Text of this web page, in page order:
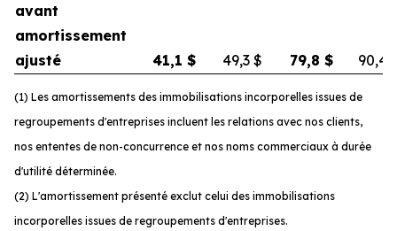
avant
amortissement
ajusté
41,1 $ 49,3 $ 79,8 $ 90,4
(1) Les amortissements des immobilisations incorporelles issues de
regroupements d'entreprises incluent les relations avec nos clients,
nos ententes de non-concurrence et nos noms commerciaux à durée
d'utilité déterminée.
(2) L'amortissement présenté exclut celui des immobilisations
incorporelles issues de regroupements d'entreprises.